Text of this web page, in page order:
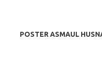
POSTER ASMAUL